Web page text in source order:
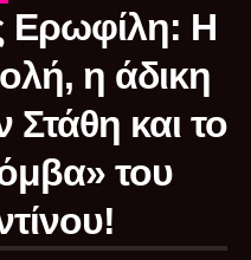
Ερωφίλη: Η
η άδικη
Στάθη και το
του